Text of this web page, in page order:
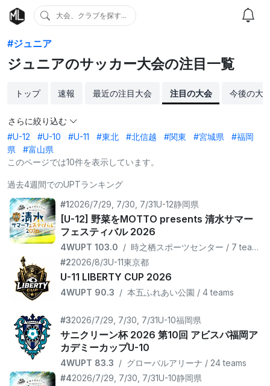
大会、クラブを探す...
#ジュニア
ジュニアのサッカー大会の注目一覧
トップ 速報 最近の注目大会 注目の大会 今後の大
さらに絞り込む
#U-12
#U-10 #U-11 #東北 #北信越 #関東 #宮城県
#福岡
県
#富山県
このページでは10件を表示しています。
過去4週間でのUPTランキング
#12026/7/29, 7/30, 7/31U-12静岡県
[U-12] 野菜をMOTTO presents 清水サマー
フェスティバル 2026
4WUPT 103.0 / 時之栖スポーツセンター / 7 teams
#22026/8/3U-11東京都
U-11 LIBERTY CUP 2026
4WUPT 90.3 / 本五ふれあい公園 / 4 teams
#32026/7/29, 7/30, 7/31U-10福岡県
サニクリーン杯 2026 第10回 アビスパ福岡ア
カデミーカップU-10
4WUPT 83.3 / グローバルアリーナ / 24 teams
#42026/7/29, 7/30, 7/31U-10静岡県